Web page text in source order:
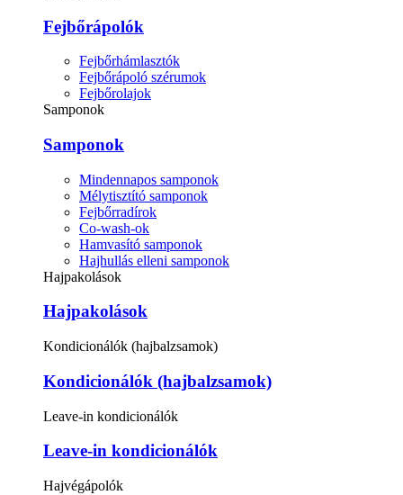
Fejbőrápolók
Fejbőrhámlasztók
Fejbőrápoló szérumok
Fejbőrolajok
Samponok
Samponok
Mindennapos samponok
Mélytisztító samponok
Fejbőrradírok
Co-wash-ok
Hamvasító samponok
Hajhullás elleni samponok
Hajpakolások
Hajpakolások
Kondicionálók (hajbalzsamok)
Kondicionálók (hajbalzsamok)
Leave-in kondicionálók
Leave-in kondicionálók
Hajvégápolók